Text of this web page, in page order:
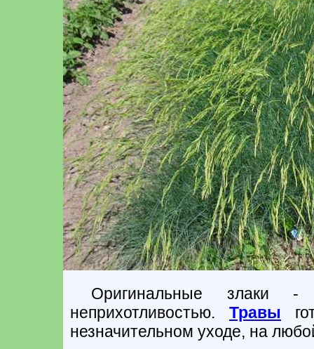
Оригинальные злаки
неприхотливостью. Травы
незначительном уходе, на